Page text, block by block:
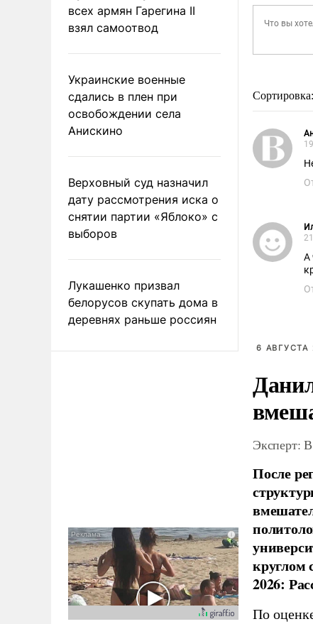
всех армян Гарегина II
взял самоотвод
Украинские военные
сдались в плен при
освобождении села
Анискино
Верховный суд назначил
дату рассмотрения иска о
снятии партии «Яблоко» с
выборов
Лукашенко призвал
белорусов скупать дома в
деревнях раньше россиян
Сортировка:
А
6 АВГУСТА
Эксперт:
После
круглом
2026:
По